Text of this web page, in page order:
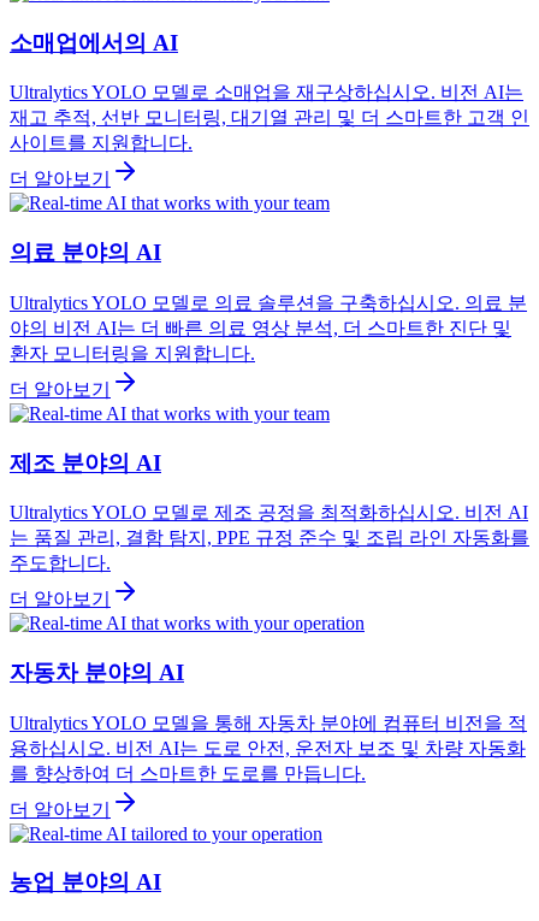
소매업에서의 AI
Ultralytics YOLO 모델로 소매업을 재구상하십시오. 비전 AI는
재고 추적, 선반 모니터링, 대기열 관리 및 더 스마트한 고객 인
사이트를 지원합니다.
더 알아보기
의료 분야의 AI
Ultralytics YOLO 모델로 의료 솔루션을 구축하십시오. 의료 분
야의 비전 AI는 더 빠른 의료 영상 분석, 더 스마트한 진단 및
환자 모니터링을 지원합니다.
더 알아보기
제조 분야의 AI
Ultralytics YOLO 모델로 제조 공정을 최적화하십시오. 비전 AI
는 품질 관리, 결함 탐지, PPE 규정 준수 및 조립 라인 자동화를
주도합니다.
더 알아보기
자동차 분야의 AI
Ultralytics YOLO 모델을 통해 자동차 분야에 컴퓨터 비전을 적
용하십시오. 비전 AI는 도로 안전, 운전자 보조 및 차량 자동화
를 향상하여 더 스마트한 도로를 만듭니다.
더 알아보기
농업 분야의 AI